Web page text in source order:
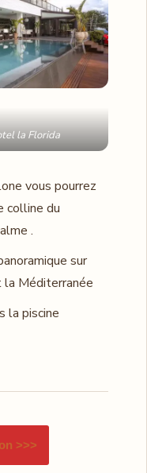
la Florida
vous pourrez
colline du
.
sur
la Méditerranée
la piscine
>>>